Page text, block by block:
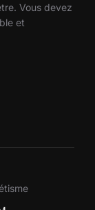
Vous devez
et